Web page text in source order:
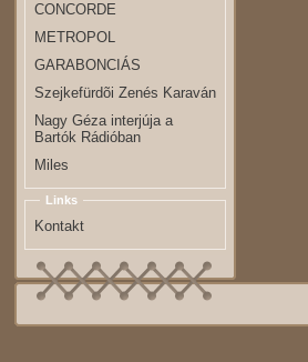
CONCORDE
METROPOL
GARABONCIÁS
Szejkefürdõi Zenés Karaván
Nagy Géza interjúja a
Bartók Rádióban
Miles
Links
Kontakt